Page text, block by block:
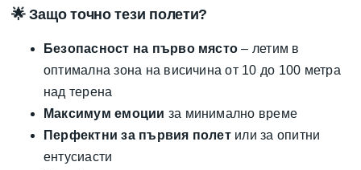
🌟Защо точно тези полети?
Безопасност на първо място – летим в
оптимална зона на висичина от 10 до 100 метра
над терена
Максимум емоции за минимално време
Перфектни за първия полетили за опитни
ентусиасти